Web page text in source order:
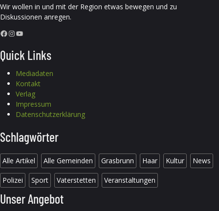
Wir wollen in und mit der Region etwas bewegen und zu
Diskussionen anregen.
Facebook InstagramYouTube
Quick Links
Mediadaten
Kontakt
Verlag
Impressum
Datenschutzerklärung
Schlagwörter
Alle Artikel Alle Gemeinden Grasbrunn Haar Kultur News
Polizei Sport Vaterstetten Veranstaltungen
Unser Angebot